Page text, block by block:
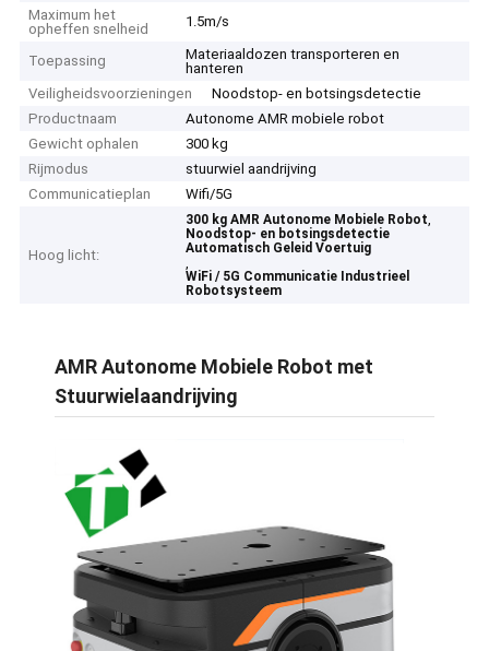
Maximum het
opheffen snelheid
1.5m/s
Toepassing
Materiaaldozen transporteren en
hanteren
Veiligheidsvoorzieningen
Noodstop- en botsingsdetectie
Productnaam
Autonome AMR mobiele robot
Gewicht ophalen
300 kg
Rijmodus
stuurwiel aandrijving
Communicatieplan
Wifi/5G
Hoog licht:
300 kg AMR Autonome Mobiele Robot,
Noodstop- en botsingsdetectie
Automatisch Geleid Voertuig
,
WiFi / 5G Communicatie Industrieel
Robotsysteem
AMR Autonome Mobiele Robot met
Stuurwielaandrijving